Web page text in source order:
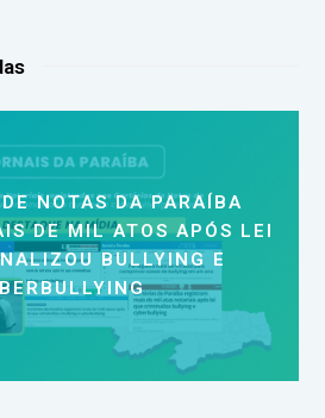
NOTAS DA PARAÍBA
DE MIL ATOS APÓS LEI
BULLYING E